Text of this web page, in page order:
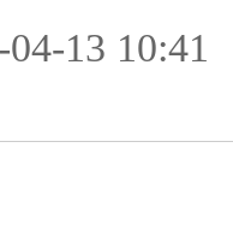
13 10:41